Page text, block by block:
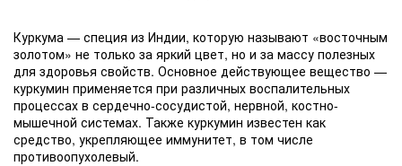
Куркума — специя из Индии, которую называют «восточным
золотом» не только за яркий цвет, но и за массу полезных
для здоровья свойств. Основное действующее вещество —
куркумин применяется при различных воспалительных
процессах в сердечно-сосудистой, нервной, костно-
мышечной системах. Также куркумин известен как
средство, укрепляющее иммунитет, в том числе
противоопухолевый.